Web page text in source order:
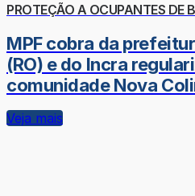
PROTEÇÃO A OCUPANTES DE
MPF cobra da
(RO) e do Incra
comunidade Nova
Veja mais